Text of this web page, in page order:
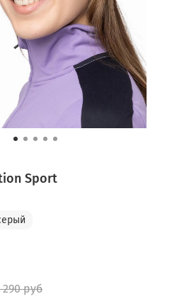
Sport
290 руб